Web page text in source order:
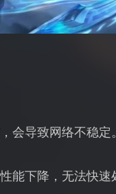
会导致网络不稳定。
能下降，无法快速